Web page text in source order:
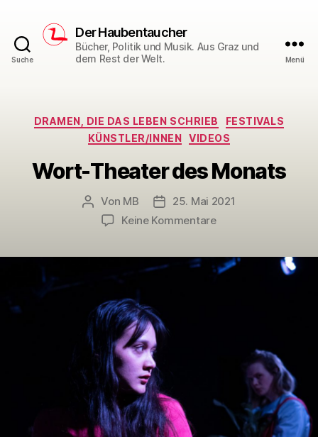
Suche
Der Haubentaucher
Bücher, Politik und Musik. Aus Graz und
dem Rest der Welt.
Menü
Kategorien
DRAMEN, DIE DAS LEBEN SCHRIEB
FESTIVALS
KÜNSTLER/INNEN VIDEOS
Wort-Theater des Monats
Beitragsautor
Von MB Veröffentlichungsdatum
25. Mai 2021
Keine Kommentarezu
des